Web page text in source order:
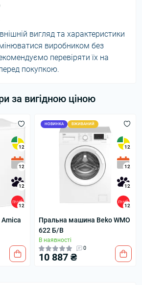
вигляд та характеристики
виробником без
перевіряти їх на
покупкою.
за вигідною ціною
12
12
12
12
НОВИНКА ВЖИВАНИЙ
12
12
12
12
Пральна машина Beko WMO
622 Б/В
В наявності
0
10 887 ₴